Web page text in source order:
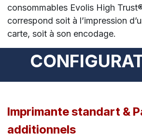
consommables Evolis High
correspond soit à l’impression
carte, soit à son encodage.
Imprimante standart &
additionnels